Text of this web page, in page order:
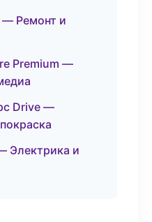
— Ремонт и
Premium —
Drive —
Электрика и